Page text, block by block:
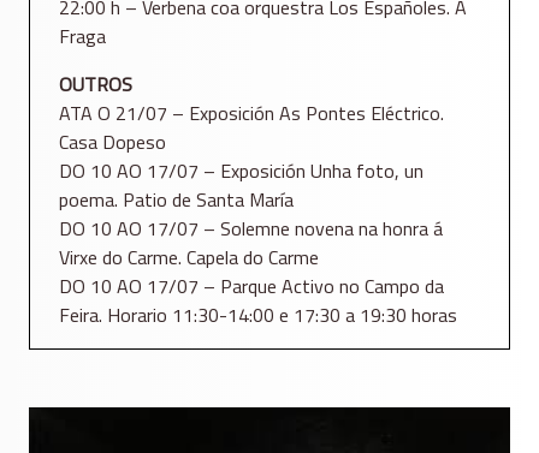
22:00 h – Verbena coa orquestra Los Españoles. A
Fraga
OUTROS
ATA O 21/07 – Exposición As Pontes Eléctrico.
Casa Dopeso
DO 10 AO 17/07 – Exposición Unha foto, un
poema. Patio de Santa María
DO 10 AO 17/07 – Solemne novena na honra á
Virxe do Carme. Capela do Carme
DO 10 AO 17/07 – Parque Activo no Campo da
Feira. Horario 11:30-14:00 e 17:30 a 19:30 horas